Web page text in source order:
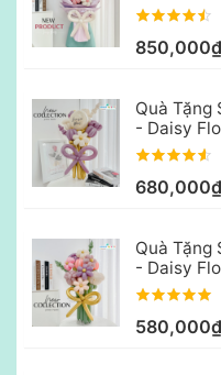
850,000₫
Quà Tặng
- Daisy
680,000₫
Quà Tặng
- Daisy
580,000₫